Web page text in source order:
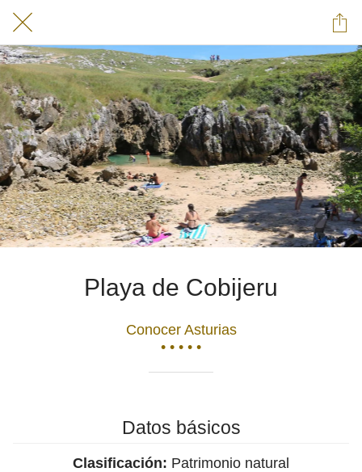
Playa de Cobijeru
Conocer Asturias
• • • • •
Datos básicos
Clasificación: Patrimonio natural